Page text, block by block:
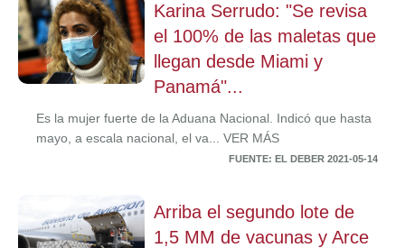
Karina Serrudo: "Se revisa
el 100% de las maletas que
llegan desde Miami y
Panamá"...
Es la mujer fuerte de la Aduana Nacional. Indicó que hasta
mayo, a escala nacional, el va... VER MÁS
FUENTE: EL DEBER 2021-05-14
Arriba el segundo lote de
1,5 MM de vacunas y Arce